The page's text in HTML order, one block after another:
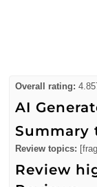
Overall rating:
AI
Summary
Review topics:
Review